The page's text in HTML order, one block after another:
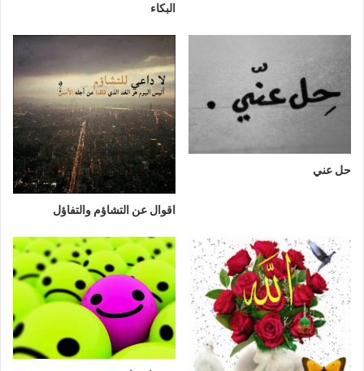
البكاء
حل عني
اقوال عن التشاؤم والتفاؤل